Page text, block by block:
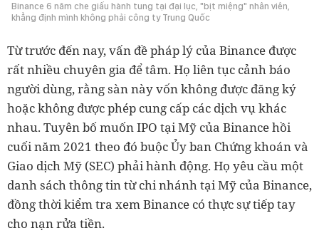
Binance 6 năm che giấu hành tung tại đại lục, "bịt miệng" nhân viên,
khẳng định mình không phải công ty Trung Quốc
Từ trước đến nay, vấn đề pháp lý của Binance được
rất nhiều chuyên gia để tâm. Họ liên tục cảnh báo
người dùng, rằng sàn này vốn không được đăng ký
hoặc không được phép cung cấp các dịch vụ khác
nhau. Tuyên bố muốn IPO tại Mỹ của Binance hồi
cuối năm 2021 theo đó buộc Ủy ban Chứng khoán và
Giao dịch Mỹ (SEC) phải hành động. Họ yêu cầu một
danh sách thông tin từ chi nhánh tại Mỹ của Binance,
đồng thời kiểm tra xem Binance có thực sự tiếp tay
cho nạn rửa tiền.